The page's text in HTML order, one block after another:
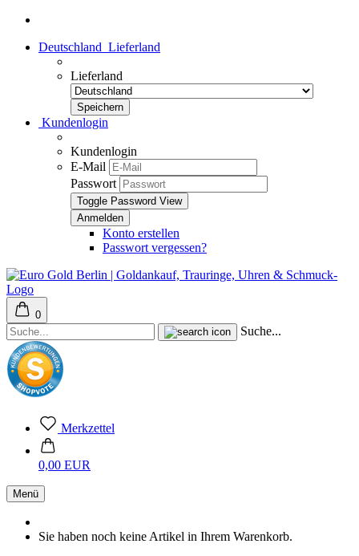
Deutschland Lieferland
Lieferland
Kundenlogin
Kundenlogin
E-Mail
Passwort
Toggle Password View
Konto erstellen
Passwort vergessen?
0
Suche...
Merkzettel
0,00 EUR
Menü
Sie haben noch keine Artikel in Ihrem Warenkorb.